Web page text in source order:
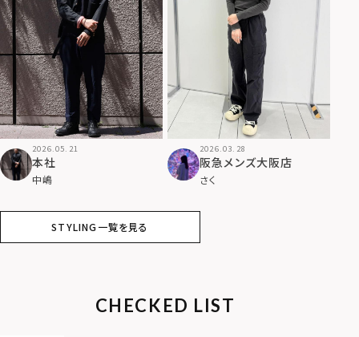
2026.05.21
本社
中嶋
2026.03.28
阪急メンズ大阪店
さく
STYLING一覧を見る
CHECKED LIST